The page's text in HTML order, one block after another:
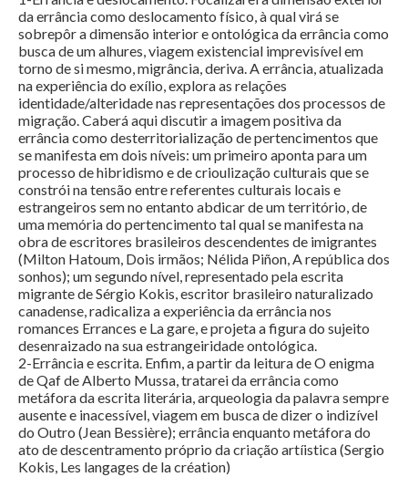
da errância como deslocamento físico, à qual virá se
sobrepôr a dimensão interior e ontológica da errância como
busca de um alhures, viagem existencial imprevisível em
torno de si mesmo, migrância, deriva. A errância, atualizada
na experiência do exílio, explora as relações
identidade/alteridade nas representações dos processos de
migração. Caberá aqui discutir a imagem positiva da
errância como desterritorialização de pertencimentos que
se manifesta em dois níveis: um primeiro aponta para um
processo de hibridismo e de crioulização culturais que se
constrói na tensão entre referentes culturais locais e
estrangeiros sem no entanto abdicar de um território, de
uma memória do pertencimento tal qual se manifesta na
obra de escritores brasileiros descendentes de imigrantes
(Milton Hatoum, Dois irmãos; Nélida Piñon, A república dos
sonhos); um segundo nível, representado pela escrita
migrante de Sérgio Kokis, escritor brasileiro naturalizado
canadense, radicaliza a experiência da errância nos
romances Errances e La gare, e projeta a figura do sujeito
desenraizado na sua estrangeiridade ontológica.
2-Errância e escrita. Enfim, a partir da leitura de O enigma
de Qaf de Alberto Mussa, tratarei da errância como
metáfora da escrita literária, arqueologia da palavra sempre
ausente e inacessível, viagem em busca de dizer o indizível
do Outro (Jean Bessière); errância enquanto metáfora do
ato de descentramento próprio da criação artíistica (Sergio
Kokis, Les langages de la création)